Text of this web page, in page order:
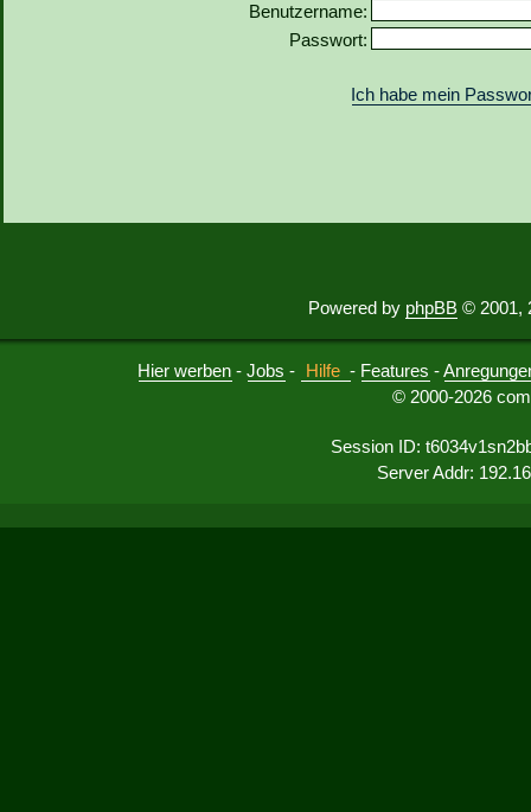
Benutzername:
Passwort:
Ich habe mein
Powered by phpBB © 2001,
Hier werben -Jobs - Hilfe - Features -
© 2000-2026
Session ID:
Server Addr: